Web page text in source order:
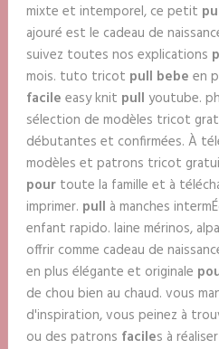
mixte et intemporel, ce petit
ajouré est le cadeau de
suivez toutes nos explications
mois. tuto tricot pull bebe en
facile easy knit pull youtube.
sélection de modèles tricot
débutantes et confirmées. À
modèles et patrons tricot
pourtoute la famille et à
imprimer. pull à manches
enfant rapido. laine mérinos,
offrir comme cadeau de
en plus élégante et originale
de chou bien au chaud. vous
d'inspiration, vous peinez à
ou des patrons faciles à